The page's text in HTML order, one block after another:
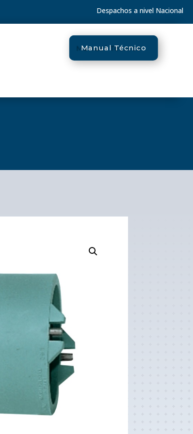
Despachos a nivel Nacional
Manual Técnico